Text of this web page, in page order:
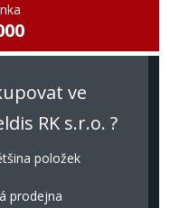
ve
RK s.r.o. ?
položek
prodejna